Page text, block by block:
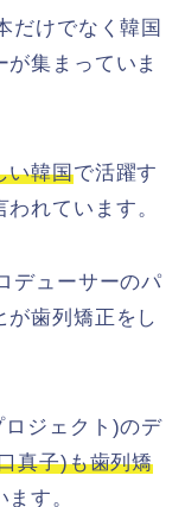
だけでなく韓国
集まっていま
い韓国で活躍す
われています。
デューサーのパ
が歯列矯正をし
ジェクト)のデ
真子)も歯列矯
す。